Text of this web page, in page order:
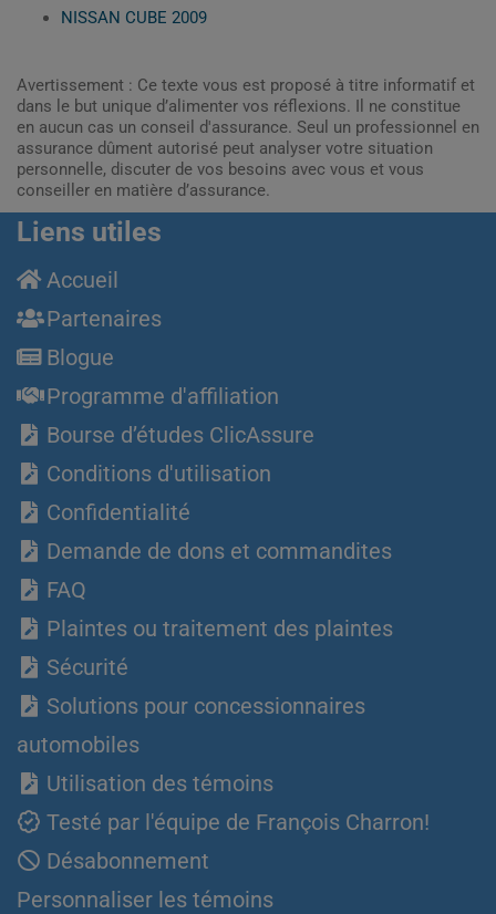
NISSAN CUBE 2009
Avertissement : Ce texte vous est proposé à titre informatif et
dans le but unique d’alimenter vos réflexions. Il ne constitue
en aucun cas un conseil d'assurance. Seul un professionnel en
assurance dûment autorisé peut analyser votre situation
personnelle, discuter de vos besoins avec vous et vous
conseiller en matière d’assurance.
Liens utiles
Accueil
Partenaires
Blogue
Programme d'affiliation
Bourse d’études ClicAssure
Conditions d'utilisation
Confidentialité
Demande de dons et commandites
FAQ
Plaintes ou traitement des plaintes
Sécurité
Solutions pour concessionnaires
automobiles
Utilisation des témoins
Testé par l'équipe de François Charron!
Désabonnement
Personnaliser les témoins